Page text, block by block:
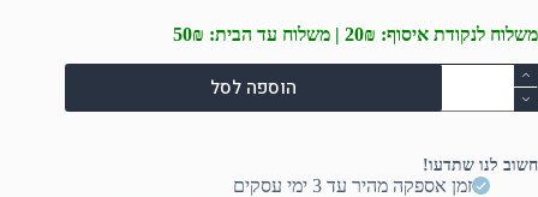
משלוח לנקודת איסוף: 20₪ | משלוח עד הבית: 50₪
כמות
של
פלטה
גדול-8
הוספה לסל
חשוב לנו שתדעו!
זמן אספקה מהיר עד 3 ימי עסקים